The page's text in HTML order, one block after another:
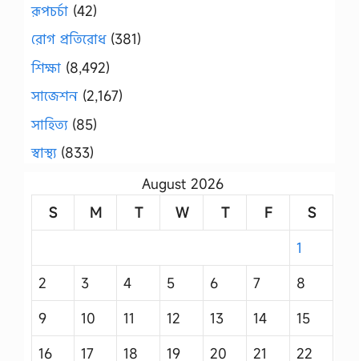
রূপচর্চা (42)
রোগ প্রতিরোধ(381)
শিক্ষা (8,492)
সাজেশন (2,167)
সাহিত্য(85)
স্বাস্থ্য(833)
August 2026
S
M T W T F
S
1
2
3 4 5 6 7
8
9
10 11 12 13 14
15
16
17 18 19 20 21 22